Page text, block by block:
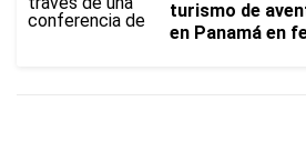
turismo de
en Panamá en